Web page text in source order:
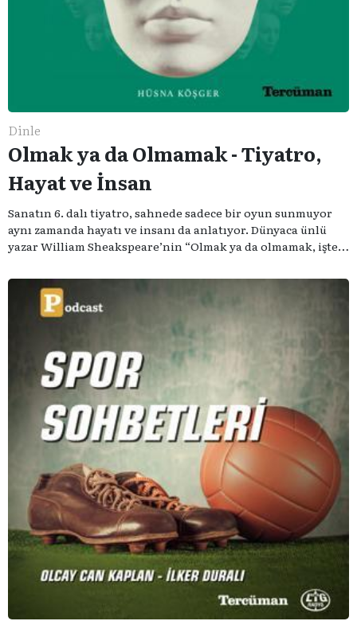
Dinle
Olmak ya da Olmamak - Tiyatro,
Hayat ve İnsan
Sanatın 6. dalı tiyatro, sahnede sadece bir oyun sunmuyor
aynı zamanda hayatı ve insanı da anlatıyor. Dünyaca ünlü
yazar William Sheakspeare’nin “Olmak ya da olmamak, işte
serimizde; tiyatroyu, alanının uzman isimleriyle
konuşuyoruz..